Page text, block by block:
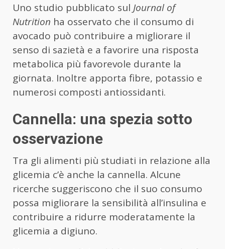
Uno studio pubblicato sul Journal of
Nutrition ha osservato che il consumo di
avocado può contribuire a migliorare il
senso di sazietà e a favorire una risposta
metabolica più favorevole durante la
giornata. Inoltre apporta fibre, potassio e
numerosi composti antiossidanti.
Cannella: una spezia sotto
osservazione
Tra gli alimenti più studiati in relazione alla
glicemia c’è anche la cannella. Alcune
ricerche suggeriscono che il suo consumo
possa migliorare la sensibilità all’insulina e
contribuire a ridurre moderatamente la
glicemia a digiuno.